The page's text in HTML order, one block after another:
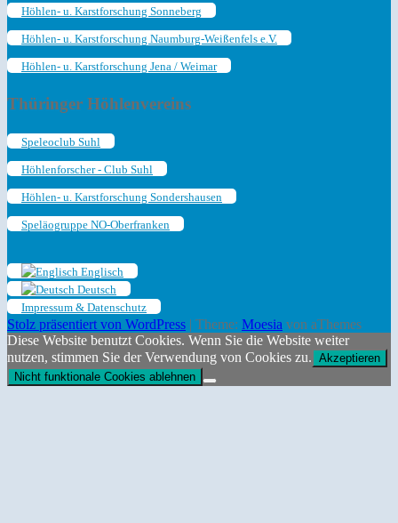
Höhlen- u. Karstforschung Sonneberg
Höhlen- u. Karstforschung Naumburg-Weißenfels e.V.
Höhlen- u. Karstforschung Jena / Weimar
Thüringer Höhlenvereins
Speleoclub Suhl
Höhlenforscher - Club Suhl
Höhlen- u. Karstforschung Sondershausen
Speläogruppe NO-Oberfranken
Englisch
Deutsch
Impressum & Datenschutz
Stolz präsentiert von WordPress | Theme: Moesia von aThemes
Diese Website benutzt Cookies. Wenn Sie die Website weiter
nutzen, stimmen Sie der Verwendung von Cookies zu. Akzeptieren
Nicht funktionale Cookies ablehnen